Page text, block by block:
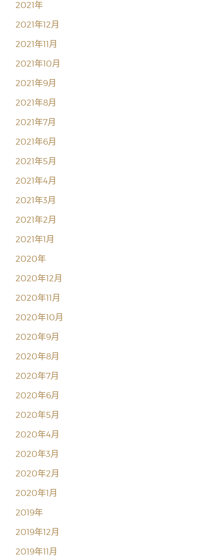
2021年
2021年12月
2021年11月
2021年10月
2021年9月
2021年8月
2021年7月
2021年6月
2021年5月
2021年4月
2021年3月
2021年2月
2021年1月
2020年
2020年12月
2020年11月
2020年10月
2020年9月
2020年8月
2020年7月
2020年6月
2020年5月
2020年4月
2020年3月
2020年2月
2020年1月
2019年
2019年12月
2019年11月